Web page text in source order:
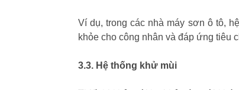
Ví dụ, trong các nhà máy sơn ô tô,
khỏe cho công nhân và đáp ứng tiêu
3.3. Hệ thống khử mùi